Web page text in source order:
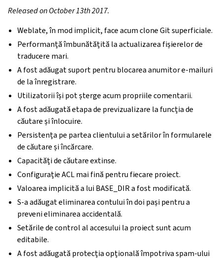
Released on October 13th 2017.
Weblate, în mod implicit, face acum clone Git superficiale.
Performanță îmbunătățită la actualizarea fișierelor de
traducere mari.
A fost adăugat suport pentru blocarea anumitor e-mailuri
de la înregistrare.
Utilizatorii își pot șterge acum propriile comentarii.
A fost adăugată etapa de previzualizare la funcția de
căutare și înlocuire.
Persistența pe partea clientului a setărilor în formularele
de căutare și încărcare.
Capacități de căutare extinse.
Configurație ACL mai fină pentru fiecare proiect.
Valoarea implicită a lui BASE_DIR a fost modificată.
S-a adăugat eliminarea contului în doi pași pentru a
preveni eliminarea accidentală.
Setările de control al accesului la proiect sunt acum
editabile.
A fost adăugată protecția opțională împotriva spam-ului